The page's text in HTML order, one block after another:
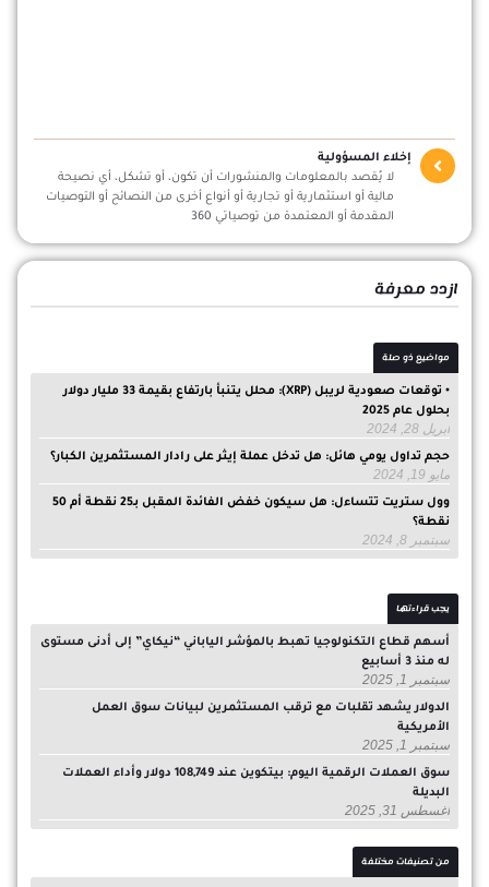
إخلاء المسؤولية
لا يُقصد بالمعلومات والمنشورات أن تكون، أو تشكل، أي نصيحة
مالية أو استثمارية أو تجارية أو أنواع أخرى من النصائح أو التوصيات
المقدمة أو المعتمدة من توصياتي 360
ازدد معرفة
مواضيع ذو صلة
• توقعات صعودية لريبل (XRP): محلل يتنبأ بارتفاع بقيمة 33 مليار دولار
بحلول عام 2025
أبريل 28, 2024
حجم تداول يومي هائل: هل تدخل عملة إيثر على رادار المستثمرين الكبار؟
مايو 19, 2024
وول ستريت تتساءل: هل سيكون خفض الفائدة المقبل بـ25 نقطة أم 50
نقطة؟
سبتمبر 8, 2024
يجب قراءتها
أسهم قطاع التكنولوجيا تهبط بالمؤشر الياباني “نيكاي” إلى أدنى مستوى
له منذ 3 أسابيع
سبتمبر 1, 2025
الدولار يشهد تقلبات مع ترقب المستثمرين لبيانات سوق العمل
الأمريكية
سبتمبر 1, 2025
سوق العملات الرقمية اليوم: بيتكوين عند 108,749 دولار وأداء العملات
البديلة
أغسطس 31, 2025
من تصنيفات مختلفة